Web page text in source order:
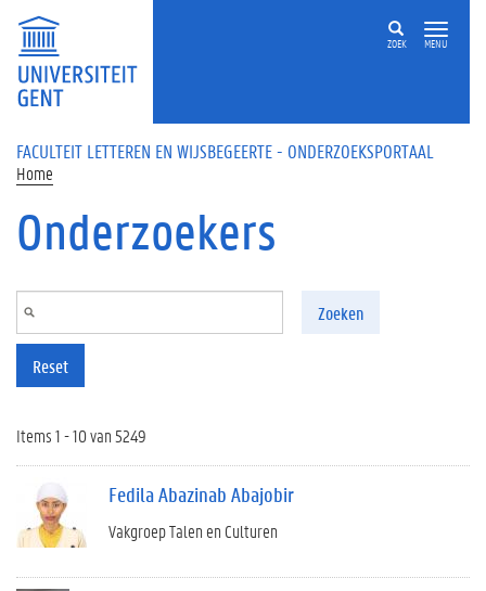
Overslaan en naar de inhoud gaan
ZOEK MENU
FACULTEIT LETTEREN EN WIJSBEGEERTE - ONDERZOEKSPORTAAL
Home
Onderzoekers
Zoeken
Reset
Items 1 - 10 van 5249
Fedila Abazinab Abajobir
Vakgroep Talen en Culturen